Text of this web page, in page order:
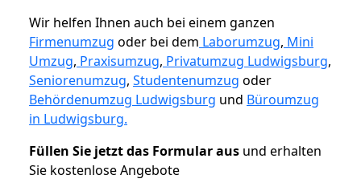
Wir helfen Ihnen auch bei einem ganzen
Firmenumzug oder bei dem Laborumzug, Mini
Umzug, Praxisumzug, Privatumzug Ludwigsburg,
Seniorenumzug, Studentenumzug oder
Behördenumzug Ludwigsburg und Büroumzug
in Ludwigsburg.
Füllen Sie jetzt das Formular aus und erhalten
Sie kostenlose Angebote